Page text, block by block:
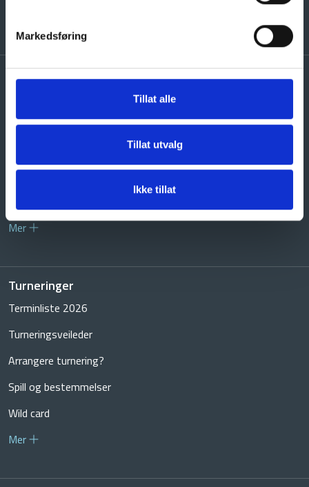
Markedsføring
Tillat alle
Tillat utvalg
Ikke tillat
Kulturminner
Organisasjon
Regional idrettsutvikling (RiU)
Regionale Utviklingsmiljøer (RUM)
Digitaliseringsprosjektet
Mer
Turneringer
Terminliste 2026
Turneringsveileder
Arrangere turnering?
Spill og bestemmelser
Wild card
Mer